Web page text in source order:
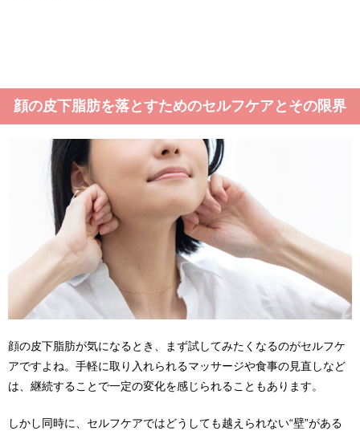
顔の皮下脂肪を落とすためのセルフケアとその限界
顔の皮下脂肪が気になるとき、まず試してみたくなるのがセルフケ
アですよね。手軽に取り入れられるマッサージや食事の見直しなど
は、継続することで一定の変化を感じられることもあります。
しかし同時に、セルフケアではどうしても越えられない“壁”がある